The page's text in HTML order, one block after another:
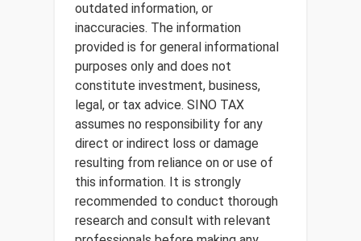
outdated information, or
inaccuracies. The information
provided is for general informational
purposes only and does not
constitute investment, business,
legal, or tax advice. SINO TAX
assumes no responsibility for any
direct or indirect loss or damage
resulting from reliance on or use of
this information. It is strongly
recommended to conduct thorough
research and consult with relevant